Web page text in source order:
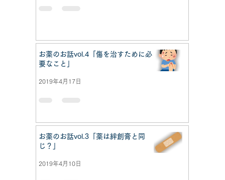
お薬のお話vol.4「傷を治すために必
要なこと」
2019年4月17日
お薬のお話vol.3「薬は絆創膏と同
じ？」
2019年4月10日